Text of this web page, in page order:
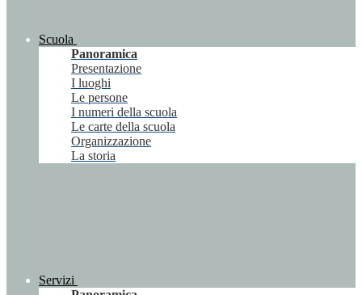
Scuola
Panoramica
Presentazione
I luoghi
Le persone
I numeri della scuola
Le carte della scuola
Organizzazione
La storia
Servizi